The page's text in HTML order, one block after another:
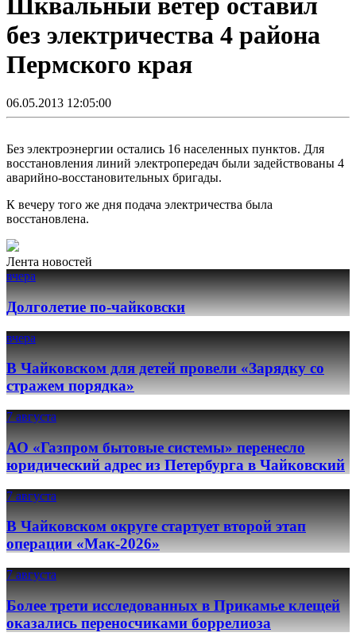
без электричества 4 района
Пермского края
06.05.2013 12:05:00
Без электроэнергии остались 16 населенных пунктов. Для
восстановления линий электропередач были задействованы 4
аварийно-восстановительных бригады.
К вечеру того же дня подача электричества была
восстановлена.
Лента новостей
вчера
Долголетие по-чайковски
вчера
В Чайковском для детей провели «Зарядку со
стражем порядка»
7 августа
АО «Газпром бытовые системы» перенесло
юридический адрес из Петербурга в Чайковский
7 августа
В Чайковском округе стартует второй этап
операции «Мак-2026»
7 августа
Более трети исследованных в Прикамье клещей
оказались переносчиками боррелиоза